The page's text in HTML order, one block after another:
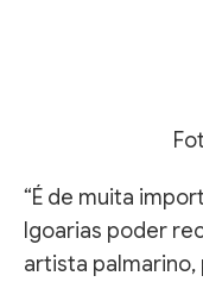
“É de muita
Igoarias poder
artista palmarino,